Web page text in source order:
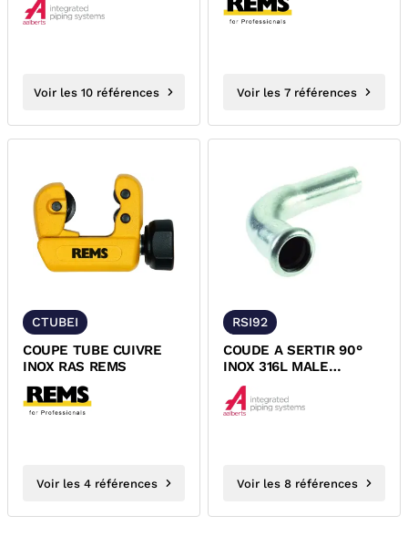
Voir les 10 références Voir les 7 références
CTUBEI
COUPE TUBE CUIVRE
INOX RAS REMS
Voir les 4 références
RSI92
COUDE A SERTIR 90°
INOX 316L MALE
FEMELLE XPRESS
Voir les 8 références